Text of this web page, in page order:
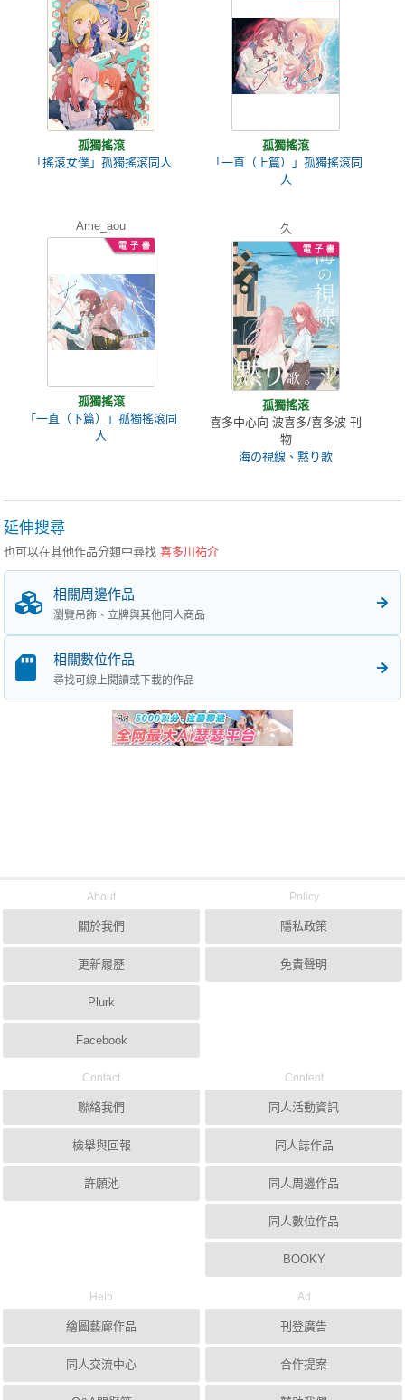
孤獨搖滾
「搖滾女僕」孤獨搖滾同人
孤獨搖滾
「一直（上篇）」孤獨搖滾同
人
Ame_aou
孤獨搖滾
「一直（下篇）」孤獨搖滾同
人
久
孤獨搖滾
喜多中心向 波喜多/喜多波 刊
物
海の視線、黙り歌
延伸搜尋
也可以在其他作品分類中尋找喜多川祐介
相關周邊作品
瀏覽吊飾、立牌與其他同人商品
相關數位作品
尋找可線上閱讀或下載的作品
About
關於我們
更新履歷
Plurk
Facebook
Policy
隱私政策
免責聲明
Contact
聯絡我們
檢舉與回報
許願池
Content
同人活動資訊
同人誌作品
同人周邊作品
同人數位作品
BOOKY
Help
繪圖藝廊作品
同人交流中心
Ad
刊登廣告
合作提案